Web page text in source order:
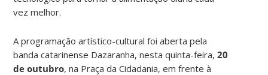
vez melhor.
A programação artístico-cultural foi aberta pela
banda catarinense Dazaranha, nesta quinta-feira,20
de outubro, na Praça da Cidadania, em frente à